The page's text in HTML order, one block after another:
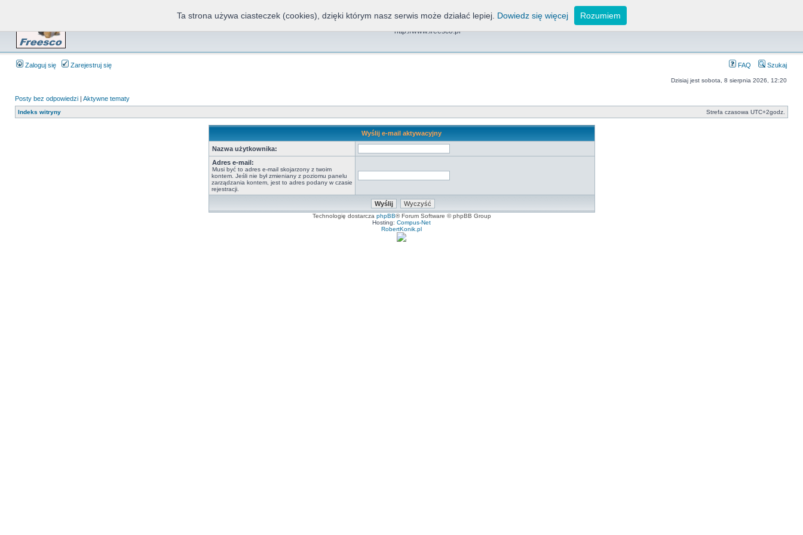
Freesco, NND, CDN, EOS
http://www.freesco.pl
Zaloguj się Zarejestruj się FAQ Szukaj
Dzisiaj jest sobota, 8 sierpnia 2026, 12:20
Posty bez odpowiedzi | Aktywne tematy
Indeks witryny Strefa czasowa UTC+2godz.
Wyślij e-mail aktywacyjny
Nazwa użytkownika:
Adres e-mail:
Musi być to adres e-mail skojarzony z twoim
kontem. Jeśli nie był zmieniany z poziomu panelu
zarządzania kontem, jest to adres podany w czasie
rejestracji.
Technologię dostarcza phpBB® Forum Software © phpBB Group
Hosting: Compus-Net
RobertKonik.pl
Ta strona używa ciasteczek (cookies), dzięki którym nasz serwis może działać lepiej. Dowiedz się więcej Rozumiem